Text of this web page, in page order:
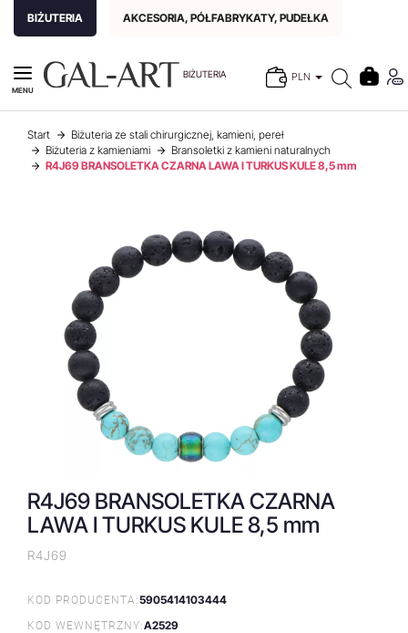
BIŻUTERIA AKCESORIA, PÓŁFABRYKATY, PUDEŁKA
BIŻUTERIA PLN
MENU
Start
Biżuteria ze stali chirurgicznej, kamieni, pereł
Biżuteria z kamieniami
Bransoletki z kamieni naturalnych
R4J69 BRANSOLETKA CZARNA LAWA I TURKUS KULE 8,5 mm
R4J69 BRANSOLETKA CZARNA
LAWA I TURKUS KULE 8,5 mm
R4J69
KOD PRODUCENTA:5905414103444
KOD WEWNĘTRZNY:A2529